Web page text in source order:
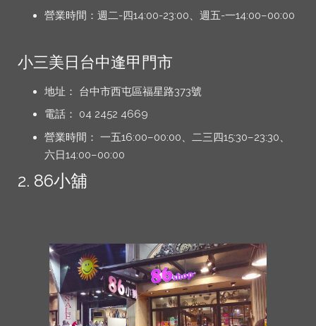
營業時間：週二-四14:00-23:00、週五-一14:00–00:00
小三美日台中逢甲門市
地址： 台中市西屯區福星路373號
電話： 04 2452 4669
營業時間： 一五16:00–00:00、二三四15:30–23:30、
六日14:00–00:00
2. 86小舖